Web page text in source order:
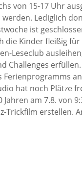
von 15-17 Uhr
werden. Lediglich
ist
die Kinder fleißig für
Leseclub
Challenges
Ferienprogramms
hat noch Plätze
Jahren am 7.8. von
Trickfilm erstellen.